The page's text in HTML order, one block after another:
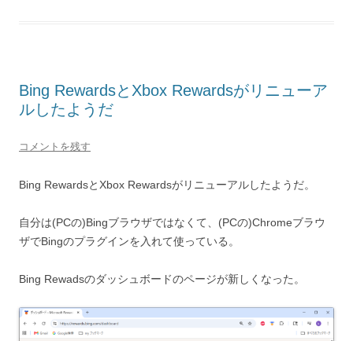
Bing RewardsとXbox Rewardsがリニューア
ルしたようだ
コメントを残す
Bing RewardsとXbox Rewardsがリニューアルしたようだ。
自分は(PCの)Bingブラウザではなくて、(PCの)Chromeブラウ
ザでBingのプラグインを入れて使っている。
Bing Rewadsのダッシュボードのページが新しくなった。